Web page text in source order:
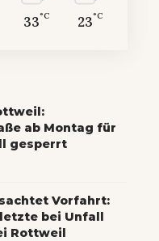
33°C 23°C
ab Montag für
gesperrt
Vorfahrt:
bei Unfall
Rottweil